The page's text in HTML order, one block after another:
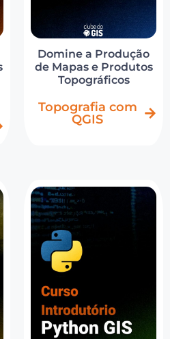
Domine a Produção
de Mapas e Produtos
Topográficos
Topografia com
QGIS